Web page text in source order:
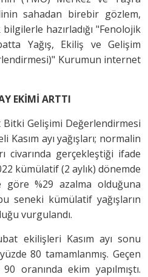
sahadan birebir gözlem,
hazırladığı "Fenolojik
Yağış, Ekiliş ve Gelişim
Kurumun internet
EKİMİ ARTTI
Gelişimi Değerlendirmesi
Kasım ayı yağışları; normalin
civarında gerçekleştiği ifade
kümülatif (2 aylık) dönemde
göre %29 azalma olduğuna
seneki kümülatif yağışların
vurgulandı.
ekilişleri Kasım ayı sonu
80 tamamlanmış. Geçen
oranında ekim yapılmıştı.